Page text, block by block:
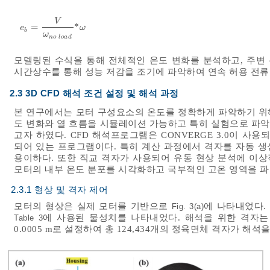
eb =
V
ωno load
*ω
eb =Vωno load
모델링된 수식을 통해 전체적인 온도 변화를 분석하고, 주
시간상수를 통해 성능 저감을 조기에 파악하여 연속 허용 전
2.3 3D CFD 해석 조건 설정 및 해석 과정
본 연구에서는 모터 구성요소의 온도를 정확하게 파악하기
도 변화와 열 흐름을 시뮬레이션 가능하고 특히 실험으로 파
고자 하였다. CFD 해석프로그램은 CONVERGE 3.0이 사용
되어 있는 프로그램이다. 특히 계산 과정에서 격자를 자동
용이하다. 또한 직교 격자가 사용되어 유동 현상 분석에 이
모터의 내부 온도 분포를 시각화하고 국부적인 고온 영역을
2.3.1 형상 및 격자 제어
모터의 형상은 실제 모터를 기반으로
Fig. 3(a)에 나타내었다.
Table 3에 사용된 물성치를 나타내었다. 해석을 위한 격자
0.0005 m로 설정하여 총 124,434개의 정육면체 격자가 해석